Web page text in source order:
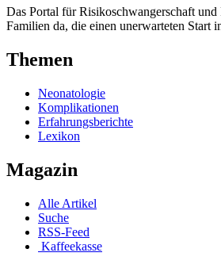
Das Portal für Risikoschwangerschaft
Familien da, die einen unerwarteten Start
Themen
Neonatologie
Komplikationen
Erfahrungsberichte
Lexikon
Magazin
Alle Artikel
Suche
RSS-Feed
Kaffeekasse